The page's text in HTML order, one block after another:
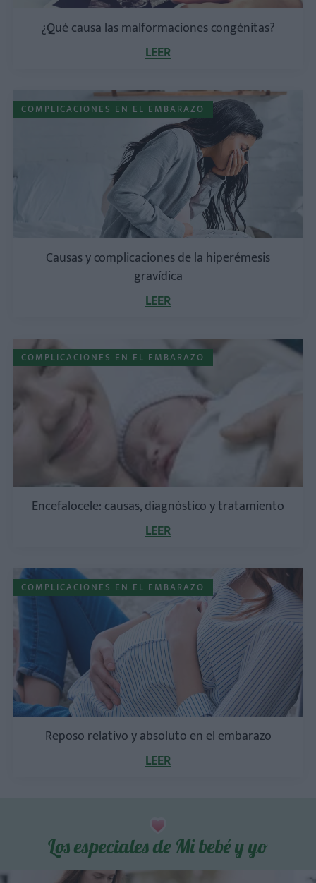
Los especiales de Mi bebé y yo
¿Qué causa las malformaciones congénitas?
LEER
COMPLICACIONES EN EL EMBARAZO
Causas y complicaciones de la hiperémesis
gravídica
LEER
COMPLICACIONES EN EL EMBARAZO
Encefalocele: causas, diagnóstico y tratamiento
LEER
COMPLICACIONES EN EL EMBARAZO
Reposo relativo y absoluto en el embarazo
LEER